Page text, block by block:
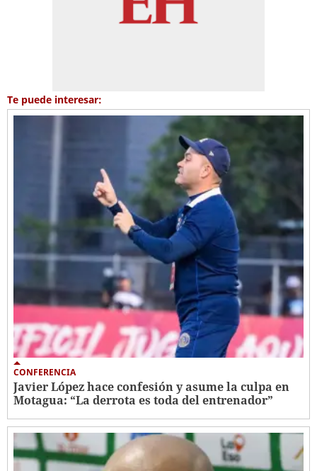
Te puede interesar:
CONFERENCIA
Javier López hace confesión y asume la culpa en
Motagua: “La derrota es toda del entrenador”